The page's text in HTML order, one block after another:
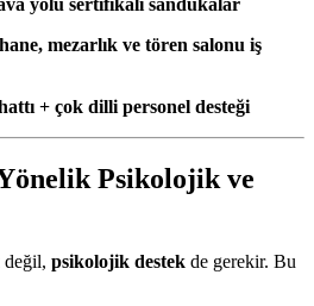
yolu sertifikalı sandukalar
mezarlık ve tören salonu iş
+ çok dilli personel desteği
Psikolojik ve
değil, psikolojik destek de gerekir. Bu